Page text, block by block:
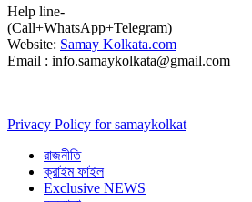
Help line-
(Call+WhatsApp+Telegram)
Website: Samay Kolkata.com
Email : info.samaykolkata@gmail.com
Privacy Policy for samaykolkat
রাজনীতি
ক্রাইম ফাইল
Exclusive NEWS